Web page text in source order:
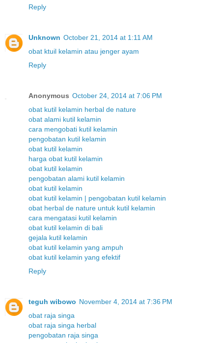
Reply
Unknown October 21, 2014 at 1:11 AM
obat ktuil kelamin atau jenger ayam
Reply
Anonymous October 24, 2014 at 7:06 PM
obat kutil kelamin herbal de nature
obat alami kutil kelamin
cara mengobati kutil kelamin
pengobatan kutil kelamin
obat kutil kelamin
harga obat kutil kelamin
obat kutil kelamin
pengobatan alami kutil kelamin
obat kutil kelamin
obat kutil kelamin | pengobatan kutil kelamin
obat herbal de nature untuk kutil kelamin
cara mengatasi kutil kelamin
obat kutil kelamin di bali
gejala kutil kelamin
obat kutil kelamin yang ampuh
obat kutil kelamin yang efektif
Reply
teguh wibowo November 4, 2014 at 7:36 PM
obat raja singa
obat raja singa herbal
pengobatan raja singa